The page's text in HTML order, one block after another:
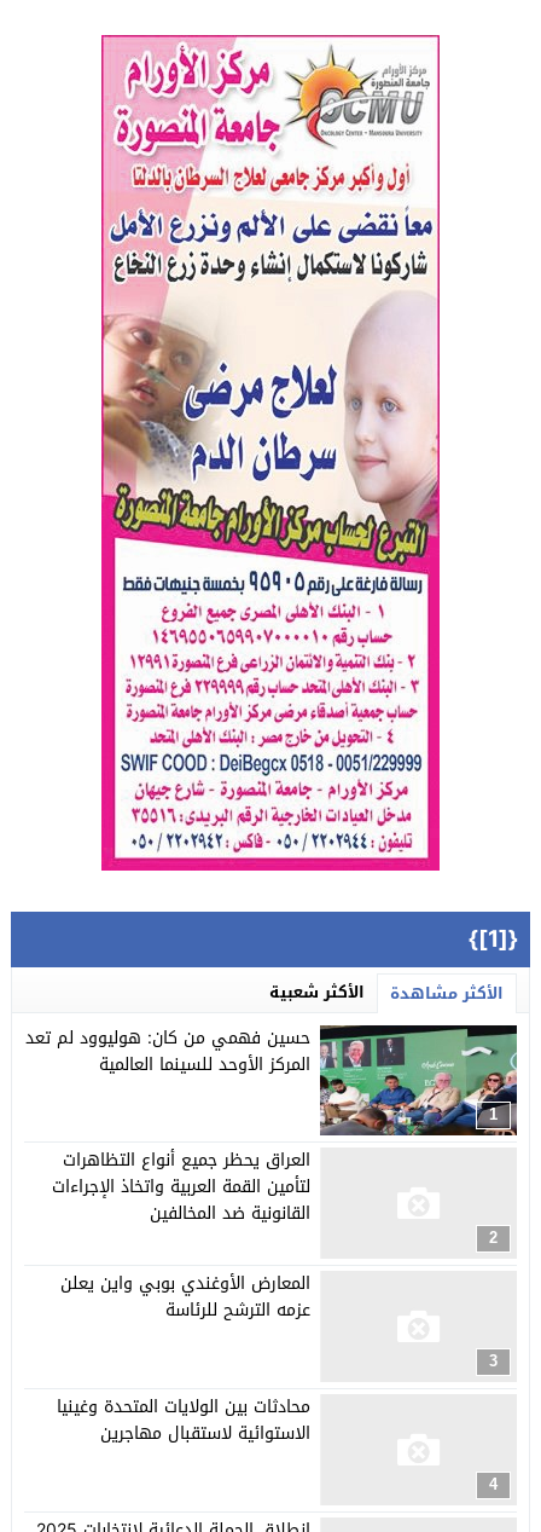
{[1]}
الأكثر مشاهدة الأكثر شعبية
1
حسين فهمي من كان: هوليوود لم تعد
المركز الأوحد للسينما العالمية
2
العراق يحظر جميع أنواع التظاهرات
لتأمين القمة العربية واتخاذ الإجراءات
القانونية ضد المخالفين
3
المعارض الأوغندي بوبي واين يعلن
عزمه الترشح للرئاسة
4
محادثات بين الولايات المتحدة وغينيا
الاستوائية لاستقبال مهاجرين